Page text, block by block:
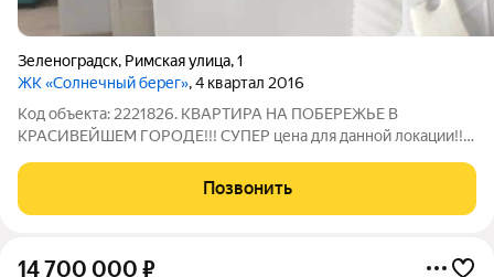
Зеленоградск, Римская улица,1
ЖК «Солнечный берег», 4 квартал 2016
Код объекта: 2221826. КВАРТИРА НА ПОБЕРЕЖЬЕ В
КРАСИВЕЙШЕМ ГОРОДЕ!!! СУПЕР цена для данной локации!!
собственности более 5 лет. Без обременений. Ищете
идеальное жильё в живописном Зеленоградске?
Позвонить
14 700 000 ₽